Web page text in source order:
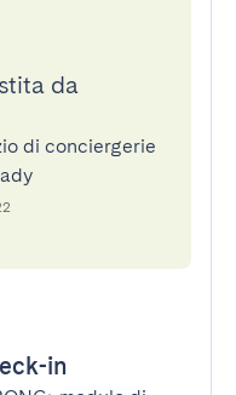
da
di conciergerie
in